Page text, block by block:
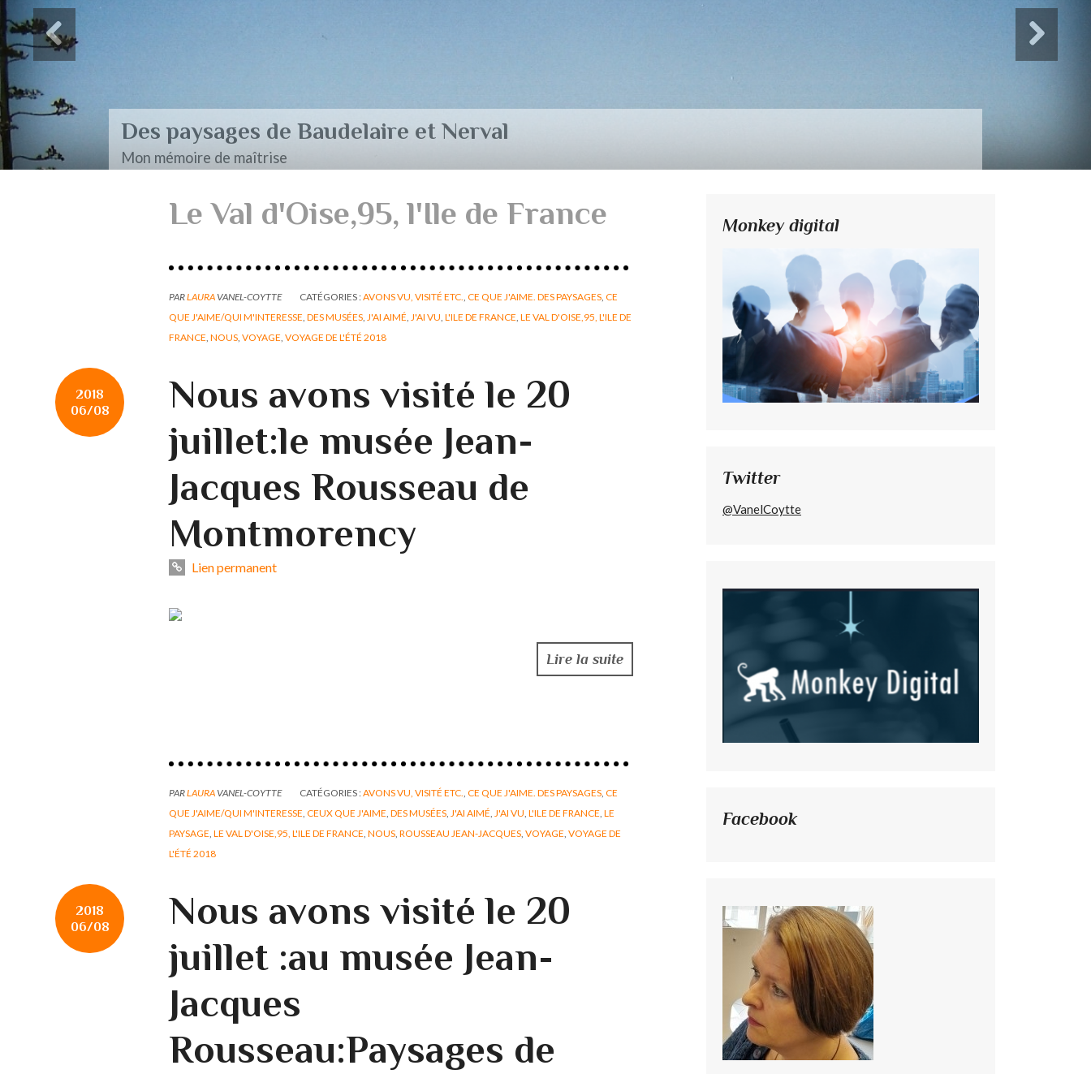
Des paysages de Baudelaire et Nerval
Mon mémoire de maîtrise
Le Val d'Oise,95, l'Ile de France
PARLAURA VANEL-COYTTE CATÉGORIES :AVONS VU, VISITÉ ETC. CE QUE J'AIME. DES PAYSAGES CE
QUE J'AIME/QUI M'INTERESSE DES MUSÉES J'AI AIMÉ J'AI VU L'ILE DE FRANCE LE VAL D'OISE,95, L'ILE DE
FRANCE NOUS VOYAGE VOYAGE DE L'ÉTÉ 2018
2018
06/08
Nous avons visité le 20
juillet:le musée Jean-
Jacques Rousseau de
Montmorency
Lien permanent
Lire la suite
PARLAURA VANEL-COYTTE CATÉGORIES :AVONS VU, VISITÉ ETC., CE QUE J'AIME. DES PAYSAGES, CE
QUE J'AIME/QUI M'INTERESSE, CEUX QUE J'AIME, DES MUSÉES, J'AI AIMÉ, J'AI VU, L'ILE DE FRANCE, LE
PAYSAGE, LE VAL D'OISE,95, L'ILE DE FRANCE, NOUS, ROUSSEAU JEAN-JACQUES, VOYAGE, VOYAGE DE
L'ÉTÉ 2018
2018
06/08
Nous avons visité le 20
juillet :au musée Jean-
Jacques
Rousseau:Paysages de
Monkey digital
Twitter
@VanelCoytte
Facebook